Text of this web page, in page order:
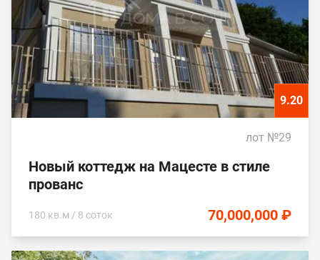
9.20
лот №29
Новый коттедж на Мацесте в стиле
прованс
180 кв.м / 8 соток 70,000,000 ₽